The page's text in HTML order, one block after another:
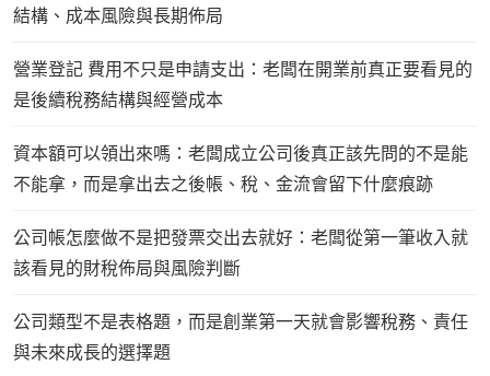
結構、成本風險與長期佈局
營業登記 費用不只是申請支出：老闆在開業前真正要看見的
是後續稅務結構與經營成本
資本額可以領出來嗎：老闆成立公司後真正該先問的不是能
不能拿，而是拿出去之後帳、稅、金流會留下什麼痕跡
公司帳怎麼做不是把發票交出去就好：老闆從第一筆收入就
該看見的財稅佈局與風險判斷
公司類型不是表格題，而是創業第一天就會影響稅務、責任
與未來成長的選擇題